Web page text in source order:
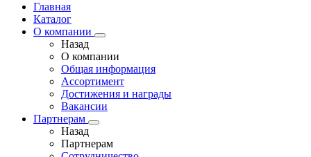
Главная
Каталог
О компании
Назад
О компании
Общая информация
Ассортимент
Достижения и награды
Вакансии
Партнерам
Назад
Партнерам